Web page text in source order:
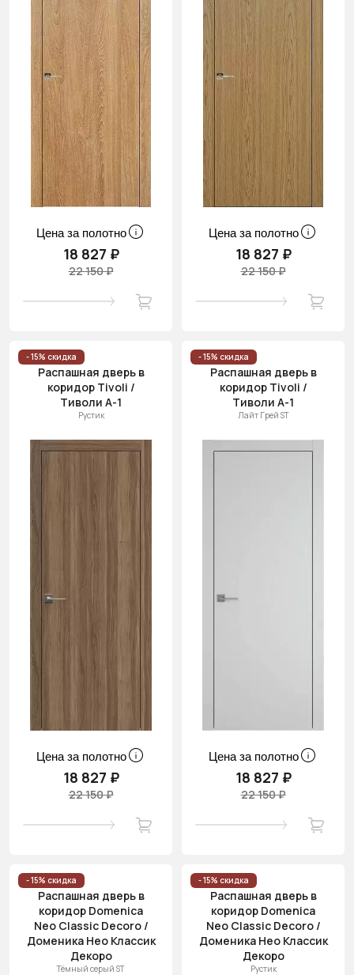
Цена за полотно
18 827 ₽
22 150 ₽
Цена за полотно
18 827 ₽
22 150 ₽
- 15% скидка
Распашная дверь в
коридор Tivoli /
Тиволи А-1
Рустик
Цена за полотно
18 827 ₽
22 150 ₽
- 15% скидка
Распашная дверь в
коридор Tivoli /
Тиволи А-1
Лайт Грей ST
Цена за полотно
18 827 ₽
22 150 ₽
- 15% скидка
Распашная дверь в
коридор Domenica
Neo Classic Decoro /
Доменика Нео Классик
Декоро
Тёмный серый ST
- 15% скидка
Распашная дверь в
коридор Domenica
Neo Classic Decoro /
Доменика Нео Классик
Декоро
Рустик